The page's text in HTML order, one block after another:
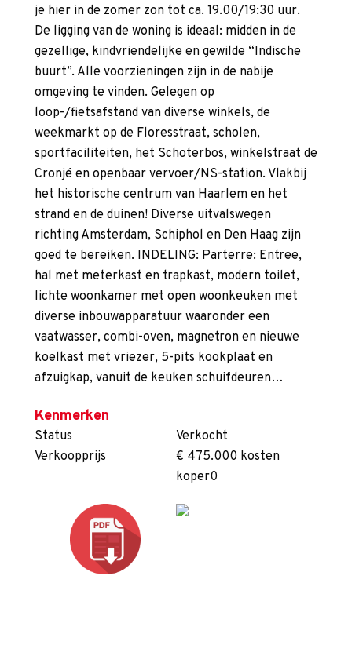
je hier in de zomer zon tot ca. 19.00/19:30 uur.
De ligging van de woning is ideaal: midden in de
gezellige, kindvriendelijke en gewilde “Indische
buurt”. Alle voorzieningen zijn in de nabije
omgeving te vinden. Gelegen op
loop-/fietsafstand van diverse winkels, de
weekmarkt op de Floresstraat, scholen,
sportfaciliteiten, het Schoterbos, winkelstraat de
Cronjé en openbaar vervoer/NS-station. Vlakbij
het historische centrum van Haarlem en het
strand en de duinen! Diverse uitvalswegen
richting Amsterdam, Schiphol en Den Haag zijn
goed te bereiken. INDELING: Parterre: Entree,
hal met meterkast en trapkast, modern toilet,
lichte woonkamer met open woonkeuken met
diverse inbouwapparatuur waaronder een
vaatwasser, combi-oven, magnetron en nieuwe
koelkast met vriezer, 5-pits kookplaat en
afzuigkap, vanuit de keuken schuifdeuren…
Kenmerken
Status
Verkocht
Verkoopprijs
€ 475.000 kosten
koper0